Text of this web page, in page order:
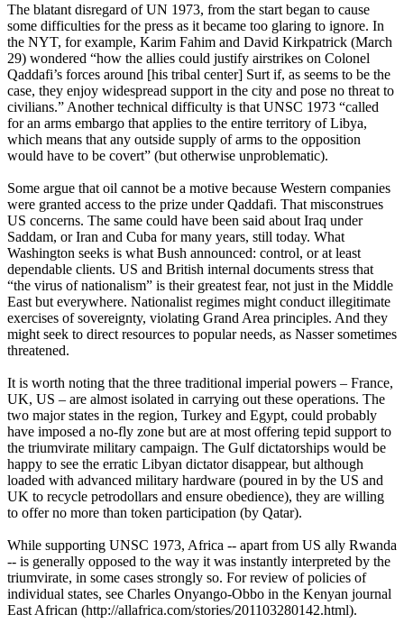
The blatant disregard of UN 1973, from the start began to cause
some difficulties for the press as it became too glaring to ignore. In
the NYT, for example, Karim Fahim and David Kirkpatrick (March
29) wondered “how the allies could justify airstrikes on Colonel
Qaddafi’s forces around [his tribal center] Surt if, as seems to be the
case, they enjoy widespread support in the city and pose no threat to
civilians.” Another technical difficulty is that UNSC 1973 “called
for an arms embargo that applies to the entire territory of Libya,
which means that any outside supply of arms to the opposition
would have to be covert” (but otherwise unproblematic).
Some argue that oil cannot be a motive because Western companies
were granted access to the prize under Qaddafi. That misconstrues
US concerns. The same could have been said about Iraq under
Saddam, or Iran and Cuba for many years, still today. What
Washington seeks is what Bush announced: control, or at least
dependable clients. US and British internal documents stress that
“the virus of nationalism” is their greatest fear, not just in the Middle
East but everywhere. Nationalist regimes might conduct illegitimate
exercises of sovereignty, violating Grand Area principles. And they
might seek to direct resources to popular needs, as Nasser sometimes
threatened.
It is worth noting that the three traditional imperial powers – France,
UK, US – are almost isolated in carrying out these operations. The
two major states in the region, Turkey and Egypt, could probably
have imposed a no-fly zone but are at most offering tepid support to
the triumvirate military campaign. The Gulf dictatorships would be
happy to see the erratic Libyan dictator disappear, but although
loaded with advanced military hardware (poured in by the US and
UK to recycle petrodollars and ensure obedience), they are willing
to offer no more than token participation (by Qatar).
While supporting UNSC 1973, Africa -- apart from US ally Rwanda
-- is generally opposed to the way it was instantly interpreted by the
triumvirate, in some cases strongly so. For review of policies of
individual states, see Charles Onyango-Obbo in the Kenyan journal
East African (http://allafrica.com/stories/201103280142.html).